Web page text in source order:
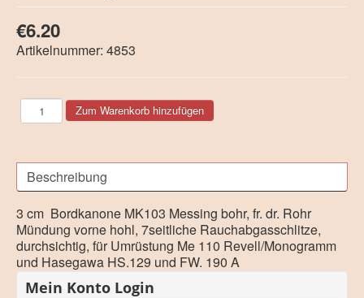
€6.20
Artikelnummer: 4853
Beschreibung
3 cm Bordkanone MK103 Messing bohr, fr. dr. Rohr
Mündung vorne hohl, 7seitliche Rauchabgasschlitze,
durchsichtig, für Umrüstung Me 110 Revell/Monogramm
und Hasegawa HS.129 und FW. 190 A
Mein Konto Login